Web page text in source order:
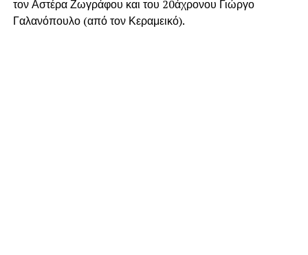
τον Αστέρα Ζωγράφου και του 20άχρονου Γιώργο
Γαλανόπουλο (από τον Κεραμεικό).